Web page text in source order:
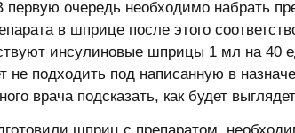
очередь необходимо набрать
в шприце после этого
инсулиновые шприцы 1 мл на 40
не подходить под написанную в
врача подсказать, как будет